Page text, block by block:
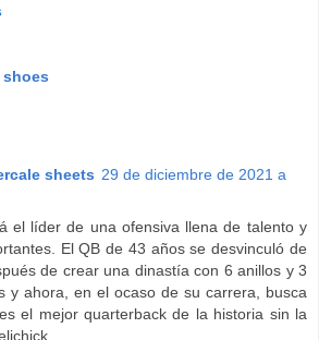
sheets 29 de diciembre de 2021 a
el líder de una ofensiva llena de talento y
El QB de 43 años se desvinculó de
de crear una dinastía con 6 anillos y 3
y ahora, en el ocaso de su carrera, busca
el mejor quarterback de la historia sin la